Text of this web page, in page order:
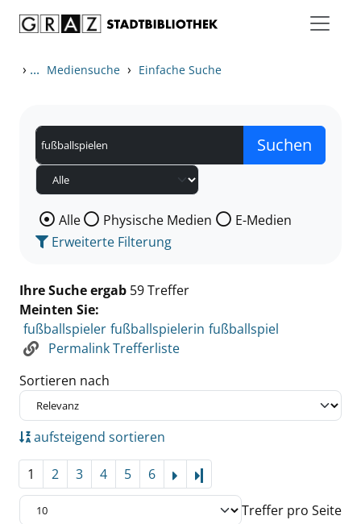
› ... Mediensuche › Einfache Suche
Wählen Sie die Medienart nach der Sie suchen wollen.
Alle Physische Medien
E-Medien
Erweiterte Filterung
Ihre Suche ergab 59 Treffer
Meinten Sie:
fußballspieler fußballspielerin fußballspiel
Permalink Trefferliste
Sortieren nach
aufsteigend sortieren
1 2 3 4 5 6
Treffer pro Seite